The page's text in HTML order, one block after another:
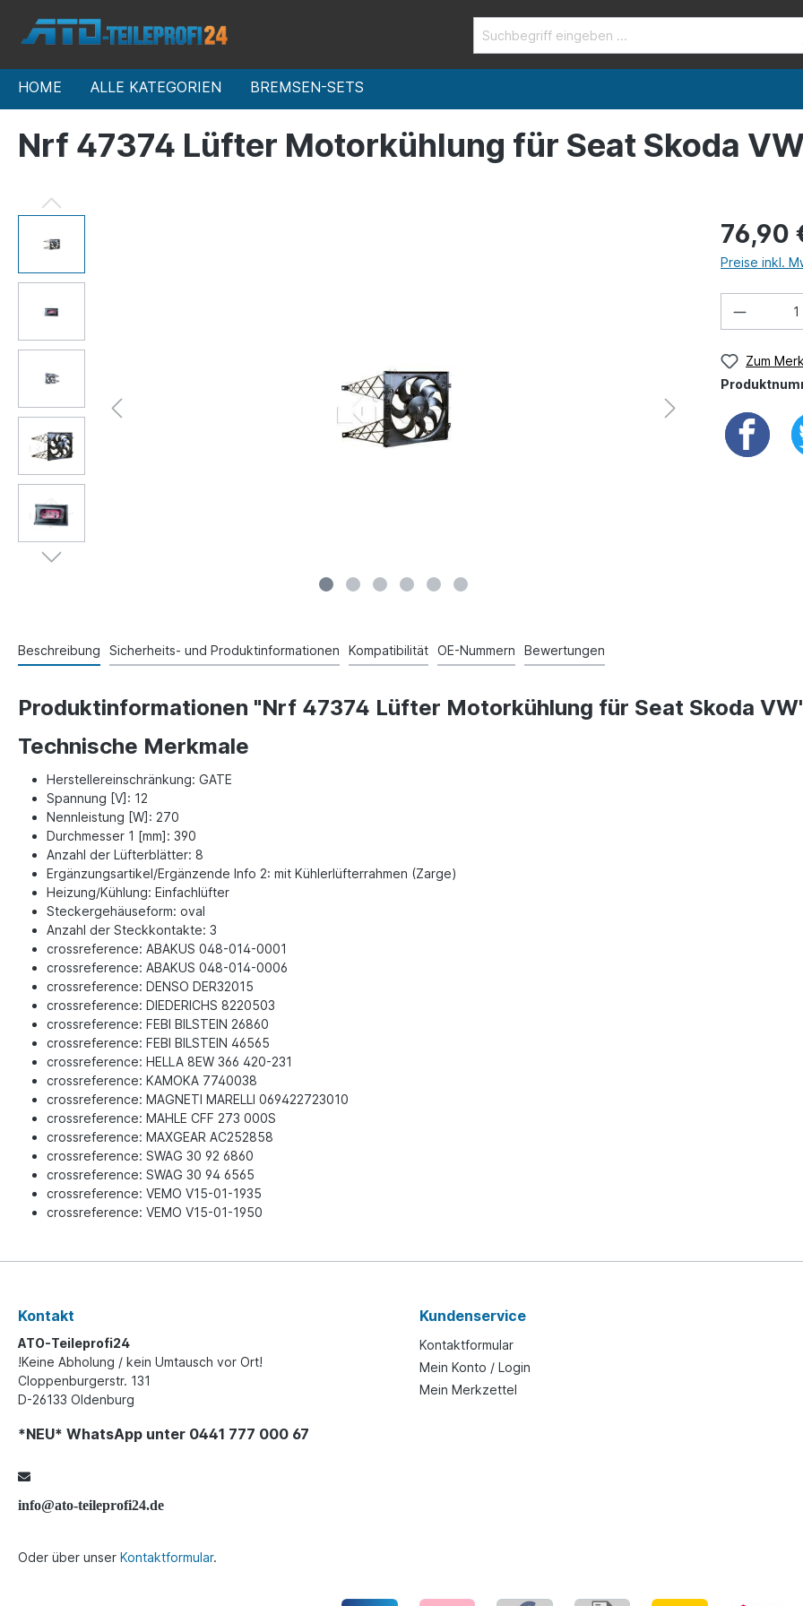
HOME ALLE KATEGORIEN BREMSEN-SETS
Nrf 47374 Lüfter Motorkühlung für Seat Skoda
76,90
Preise inkl.
Zum
Beschreibung Sicherheits- und Produktinformationen Kompatibilität OE-Nummern Bewertungen
Produktinformationen "Nrf 47374 Lüfter Motorkühlung für Seat Skoda
Technische Merkmale
Herstellereinschränkung: GATE
Spannung [V]: 12
Nennleistung [W]: 270
Durchmesser 1 [mm]: 390
Anzahl der Lüfterblätter: 8
Ergänzungsartikel/Ergänzende Info 2: mit Kühlerlüfterrahmen (Zarge)
Heizung/Kühlung: Einfachlüfter
Steckergehäuseform: oval
Anzahl der Steckkontakte: 3
crossreference: ABAKUS 048-014-0001
crossreference: ABAKUS 048-014-0006
crossreference: DENSO DER32015
crossreference: DIEDERICHS 8220503
crossreference: FEBI BILSTEIN 26860
crossreference: FEBI BILSTEIN 46565
crossreference: HELLA 8EW 366 420-231
crossreference: KAMOKA 7740038
crossreference: MAGNETI MARELLI 069422723010
crossreference: MAHLE CFF 273 000S
crossreference: MAXGEAR AC252858
crossreference: SWAG 30 92 6860
crossreference: SWAG 30 94 6565
crossreference: VEMO V15-01-1935
crossreference: VEMO V15-01-1950
Kontakt
ATO-Teileprofi24
!Keine Abholung / kein Umtausch vor Ort!
Cloppenburgerstr. 131
D-26133 Oldenburg
*NEU* WhatsApp unter 0441 777 000 67
info@ato-teileprofi24.de
Oder über unser Kontaktformular.
Kundenservice
Kontaktformular
Mein Konto / Login
Mein Merkzettel